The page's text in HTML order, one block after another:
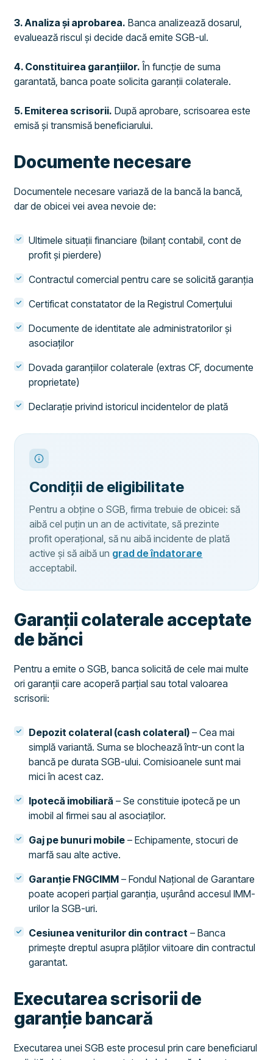
3. Analiza și aprobarea. Banca analizează dosarul,
evaluează riscul și decide dacă emite SGB-ul.
4. Constituirea garanțiilor. În funcție de suma
garantată, banca poate solicita garanții colaterale.
5. Emiterea scrisorii. După aprobare, scrisoarea este
emisă și transmisă beneficiarului.
Documente necesare
Documentele necesare variază de la bancă la bancă,
dar de obicei vei avea nevoie de:
Ultimele situații financiare (bilanț contabil, cont de
profit și pierdere)
Contractul comercial pentru care se solicită garanția
Certificat constatator de la Registrul Comerțului
Documente de identitate ale administratorilor și
asociaților
Dovada garanțiilor colaterale (extras CF, documente
proprietate)
Declarație privind istoricul incidentelor de plată
Condiții de eligibilitate
Pentru a obține o SGB, firma trebuie de obicei: să
aibă cel puțin un an de activitate, să prezinte
profit operațional, să nu aibă incidente de plată
active și să aibă un grad de îndatorare
acceptabil.
Garanții colaterale acceptate
de bănci
Pentru a emite o SGB, banca solicită de cele mai multe
ori garanții care acoperă parțial sau total valoarea
scrisorii:
Depozit colateral (cash colateral) – Cea mai
simplă variantă. Suma se blochează într-un cont la
bancă pe durata SGB-ului. Comisioanele sunt mai
mici în acest caz.
Ipotecă imobiliară – Se constituie ipotecă pe un
imobil al firmei sau al asociaților.
Gaj pe bunuri mobile – Echipamente, stocuri de
marfă sau alte active.
Garanție FNGCIMM – Fondul Național de Garantare
poate acoperi parțial garanția, ușurând accesul IMM-
urilor la SGB-uri.
Cesiunea veniturilor din contract – Banca
primește dreptul asupra plăților viitoare din contractul
garantat.
Executarea scrisorii de
garanție bancară
Executarea unei SGB este procesul prin care beneficiarul